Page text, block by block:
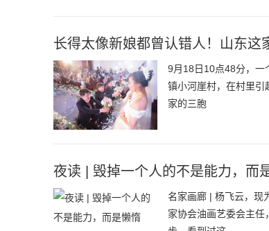
长得太像新娘都曾认错人！山东这
9月18日10点48分，一
镇小河崖村，在村里引
家的三胞
夜读 | 毁掉一个人的不是能力，而
名家画廊 | 杨飞云，现
家协会油画艺委会主